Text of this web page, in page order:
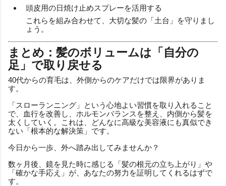
頭皮用の日焼け止めスプレーを活用する
これらを組み合わせて、大切な髪の「土台」を守りまし
ょう。
まとめ：髪のボリュームは「自分の
足」で取り戻せる
40代からの育毛は、外側からのケアだけでは限界がありま
す。
「スローランニング」という心地よい習慣を取り入れること
で、血行を改善し、ホルモンバランスを整え、内側から髪を
太くしていく。これは、どんなに高級な美容液にも真似でき
ない「根本的な解決策」です。
今日から一歩、外へ踏み出してみませんか？
数ヶ月後、鏡を見た時に感じる「髪の根元の立ち上がり」や
「確かな手応え」が、あなたの努力を証明してくれるはずで
す。